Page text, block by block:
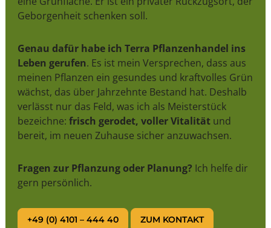
Geborgenheit schenken soll.
Genau dafür habe ich Terra Pflanzenhandel ins
Leben gerufen. Es ist mein Versprechen, dass aus
meinen Pflanzen ein gesundes und kraftvolles Grün
wächst, das über Jahrzehnte Bestand hat. Deshalb
verlässt nur das Feld, was ich als Meisterstück
bezeichne: frisch gerodet, voller Vitalitätund
bereit, im neuen Zuhause sicher anzuwachsen.
Fragen zur Pflanzung oder Planung? Ich helfe dir
gern persönlich.
+49 (0) 4101 – 444 40 ZUM KONTAKT